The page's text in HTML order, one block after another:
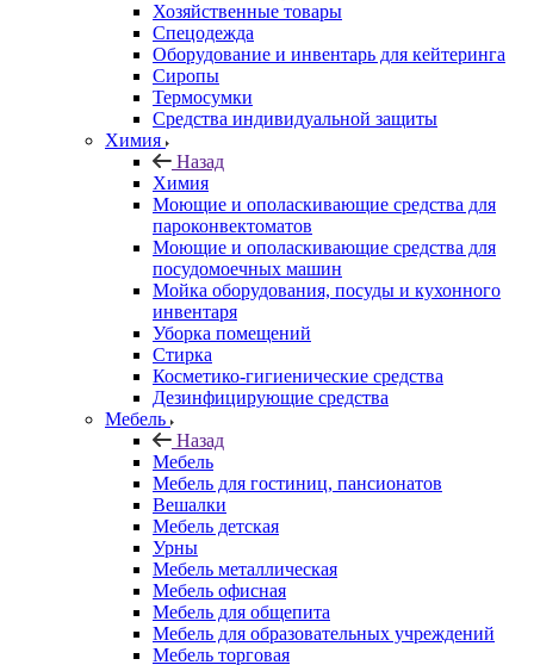
Хозяйственные товары
Спецодежда
Оборудование и инвентарь для кейтеринга
Сиропы
Термосумки
Средства индивидуальной защиты
Химия
Назад
Химия
Моющие и ополаскивающие средства для
пароконвектоматов
Моющие и ополаскивающие средства для
посудомоечных машин
Мойка оборудования, посуды и кухонного
инвентаря
Уборка помещений
Стирка
Косметико-гигиенические средства
Дезинфицирующие средства
Мебель
Назад
Мебель
Мебель для гостиниц, пансионатов
Вешалки
Мебель детская
Урны
Мебель металлическая
Мебель офисная
Мебель для общепита
Мебель для образовательных учреждений
Мебель торговая